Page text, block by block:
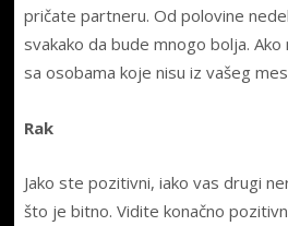
pričate partneru. Od polovine
svakako da bude mnogo bolja.
sa osobama koje nisu iz vašeg
Rak
Jako ste pozitivni, iako vas drugi
što je bitno. Vidite konačno